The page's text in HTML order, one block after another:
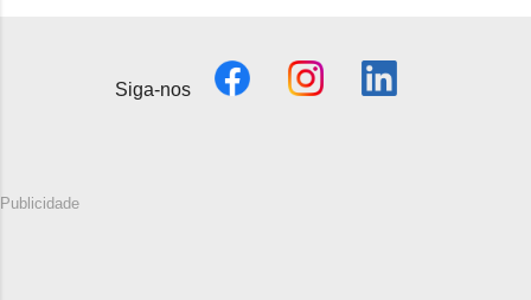
Siga-nos
Publicidade